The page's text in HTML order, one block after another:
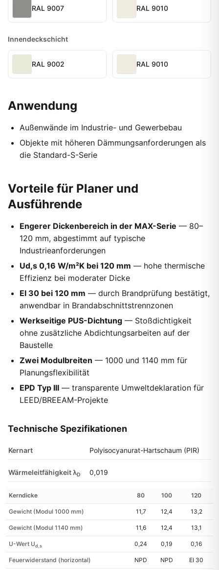
RAL 9007 RAL 9010
Innendeckschicht
RAL 9002 RAL 9010
Anwendung
Außenwände im Industrie- und Gewerbebau
Objekte mit höheren Dämmungsanforderungen als
die Standard-S-Serie
Vorteile für Planer und
Ausführende
Engerer Dickenbereich in der MAX-Serie — 80–
120 mm, abgestimmt auf typische
Industrieanforderungen
Ud,s 0,16 W/m²K bei 120 mm — hohe thermische
Effizienz bei moderater Dicke
EI 30 bei 120 mm — durch Brandprüfung bestätigt,
anwendbar in Brandabschnittstrennzonen
Werkseitige PUS-Dichtung — Stoßdichtigkeit
ohne zusätzliche Abdichtungsarbeiten auf der
Baustelle
Zwei Modulbreiten — 1000 und 1140 mm für
Planungsflexibilität
EPD Typ III — transparente Umweltdeklaration für
LEED/BREEAM-Projekte
Technische Spezifikationen
Kernart Polyisocyanurat-Hartschaum (PIR)
Wärmeleitfähigkeit λD 0,019
Kerndicke 80 100 120
Gewicht (Modul 1000 mm) 11,7 12,4 13,2
Gewicht (Modul 1140 mm) 11,6 12,4 13,1
U-Wert Ud,s 0,24 0,19 0,16
Feuerwiderstand (horizontal) NPD NPD EI 30